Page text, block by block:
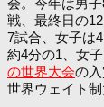
会。今年は男
戦、最終日の
7試合、女子は
約4分の1、女
の世界大会の
世界ウェイト